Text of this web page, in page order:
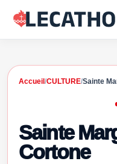
Accueil /CULTURE/Sainte
Sainte
Cortone